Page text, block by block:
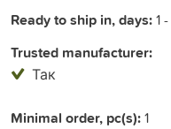
Ready to ship in, days:1
Trusted manufacturer:
Так
Minimal order, pc(s):1